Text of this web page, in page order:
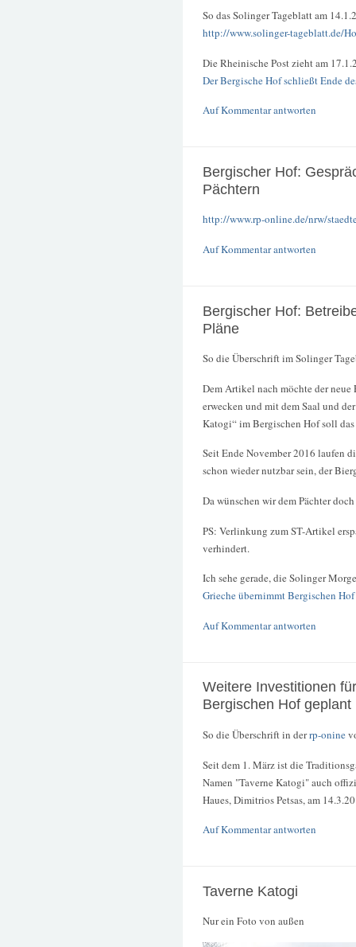
So das Solinger Tageblatt am
http://www.solinger-tageblatt.de/
Die Rheinische Post zieht am
Der Bergische Hof schließt Ende
Auf Kommentar antworten
Bergischer Hof:
Pächtern
http://www.rp-online.de/nrw/
Auf Kommentar antworten
Bergischer Hof:
Pläne
So die Überschrift im Solinger
Dem Artikel nach möchte der neue
erwecken und mit dem Saal und
Katogi“ im Bergischen Hof soll
Seit Ende November 2016 laufen
schon wieder nutzbar sein, der
Da wünschen wir dem Pächter
PS: Verlinkung zum ST-Artikel
verhindert.
Ich sehe gerade, die Solinger
Grieche übernimmt Bergischen Hof
Auf Kommentar antworten
Weitere Investitionen
Bergischen Hof geplant
So die Überschrift in derrp-onine
Seit dem 1. März ist die
Namen "Taverne Katogi" auch
Haues, Dimitrios Petsas, am
Auf Kommentar antworten
Taverne Katogi
Nur ein Foto von außen